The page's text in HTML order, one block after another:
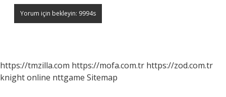
https://tmzilla.com https://mofa.com.tr https://zod.com.tr
knight online nttgame Sitemap